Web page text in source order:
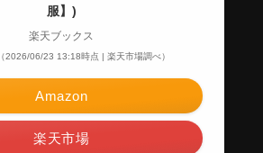
服】)
楽天ブックス
（2026/06/23 13:18時点 | 楽天市場調べ）
Amazon
楽天市場